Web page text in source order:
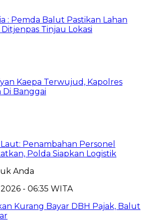
: Pemda Balut Pastikan Lahan
Ditjenpas Tinjau Lokasi
Kaepa Terwujud, Kapolres
Di Banggai
Penambahan Personel
Polda Siapkan Logistik
Anda
- 06:35 WITA
Kurang Bayar DBH Pajak, Balut